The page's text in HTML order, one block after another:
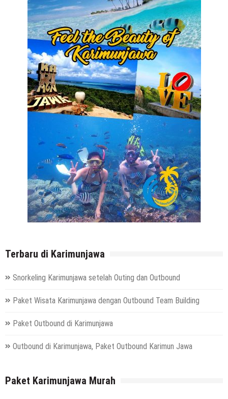
Terbaru di Karimunjawa
Snorkeling Karimunjawa setelah Outing dan Outbound
Paket Wisata Karimunjawa dengan Outbound Team Building
Paket Outbound di Karimunjawa
Outbound di Karimunjawa, Paket Outbound Karimun Jawa
Paket Karimunjawa Murah